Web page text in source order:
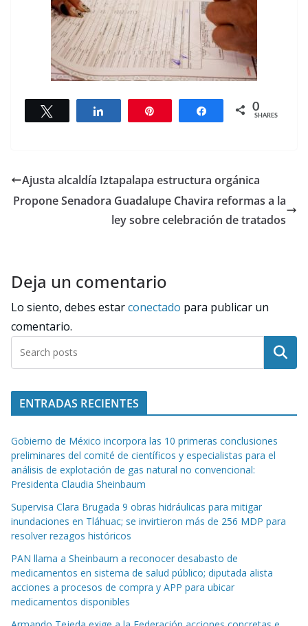
Share 0
SHARES
Ajusta alcaldía Iztapalapa estructura orgánica
Propone Senadora Guadalupe Chavira reformas a la
ley sobre celebración de tratados
Deja un comentario
Lo siento, debes estarconectado para publicar un
comentario.
Buscar
ENTRADAS RECIENTES
Gobierno de México incorpora las 10 primeras conclusiones
preliminares del comité de científicos y especialistas para el
análisis de explotación de gas natural no convencional:
Presidenta Claudia Sheinbaum
Supervisa Clara Brugada 9 obras hidráulicas para mitigar
inundaciones en Tláhuac; se invirtieron más de 256 MDP para
resolver rezagos históricos
PAN llama a Sheinbaum a reconocer desabasto de
medicamentos en sistema de salud público; diputada alista
acciones a procesos de compra y APP para ubicar
medicamentos disponibles